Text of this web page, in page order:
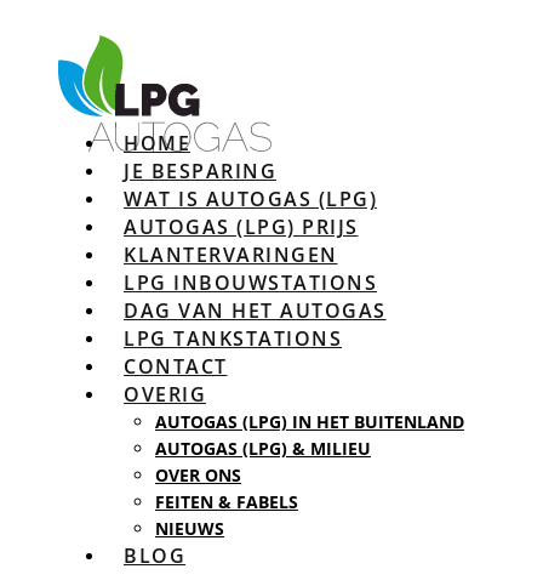
HOME
JE BESPARING
WAT IS AUTOGAS (LPG)
AUTOGAS (LPG) PRIJS
KLANTERVARINGEN
LPG INBOUWSTATIONS
DAG VAN HET AUTOGAS
LPG TANKSTATIONS
CONTACT
OVERIG
AUTOGAS (LPG) IN HET BUITENLAND
AUTOGAS (LPG) & MILIEU
OVER ONS
FEITEN & FABELS
NIEUWS
BLOG